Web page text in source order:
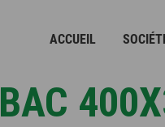
ACCUEIL
BAC